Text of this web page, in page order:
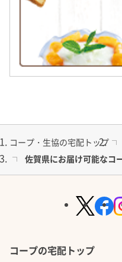
「生産者の顔が
にしています
コープさが生協では、組
て、平和、環境、高齢者
「安心・安全」の
商品生産・製造認
組合員への商品供給は、
できるようになります。
コープ・生協の宅配トップ
佐賀県にお届け可能なコ
コープの宅配トップ